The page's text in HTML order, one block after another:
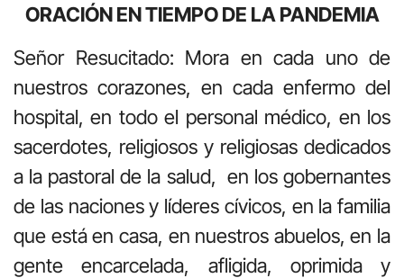
ORACIÓN EN TIEMPO DE LA PANDEMIA
Señor Resucitado: Mora en cada uno de
nuestros corazones, en cada enfermo del
hospital, en todo el personal médico, en los
sacerdotes, religiosos y religiosas dedicados
a la pastoral de la salud, en los gobernantes
de las naciones y líderes cívicos, en la familia
que está en casa, en nuestros abuelos, en la
gente encarcelada, afligida, oprimida y